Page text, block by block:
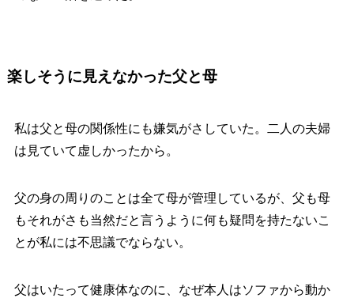
楽しそうに見えなかった父と母
私は父と母の関係性にも嫌気がさしていた。二人の夫婦
は見ていて虚しかったから。
父の身の周りのことは全て母が管理しているが、父も母
もそれがさも当然だと言うように何も疑問を持たないこ
とが私には不思議でならない。
父はいたって健康体なのに、なぜ本人はソファから動か